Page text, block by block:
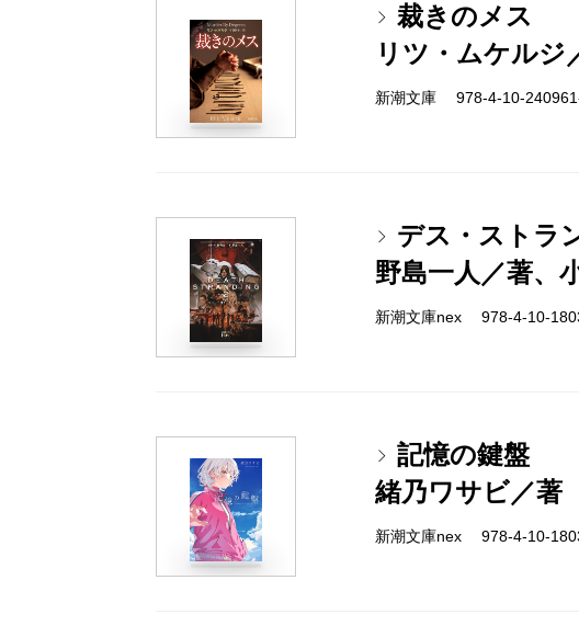
裁きのメス
リツ・ムケルジ
新潮文庫 978-4-10-
デス・ストラ
野島一人／著、
新潮文庫nex 978-4-10-
記憶の鍵盤
緒乃ワサビ／著
新潮文庫nex 978-4-10-